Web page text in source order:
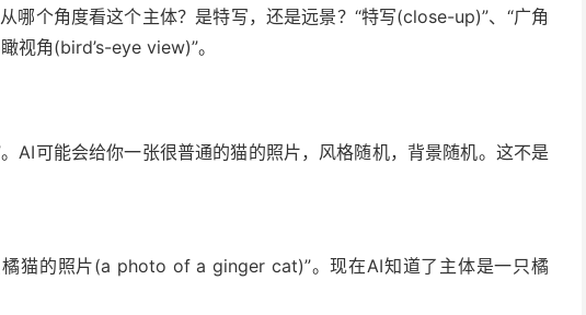
哪个角度看这个主体？是特写，还是远景？“特写(close-up)”、“广角
视角(bird’s-eye view)”。
AI可能会给你一张很普通的猫的照片，风格随机，背景随机。这不是
橘猫的照片(a photo of a ginger cat)”。现在AI知道了主体是一只橘